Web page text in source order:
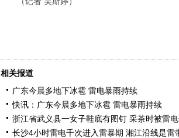
相关报道
广东今晨多地下冰雹 雷电暴雨持续
快讯：广东今晨多地下冰雹 雷电暴雨持续
浙江省武义县一女子鞋底有图钉 采茶时被雷
长沙4小时雷电千次进入雷暴期 湘江沿线是雷